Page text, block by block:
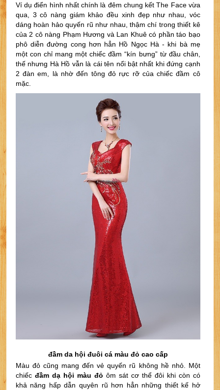
Ví dụ điển hình nhất chính là đêm chung kết The Face vừa
qua, 3 cô nàng giám khảo đều xinh đẹp như nhau, vóc
dáng hoàn hảo quyến rũ như nhau, thậm chí trong thiết kê
của 2 cô nàng Phạm Hương và Lan Khuê có phần táo bạo
phô diễn đường cong hơn hẳn Hồ Ngọc Hà - khi bà mẹ
một con chỉ mang một chiếc đầm “kín bưng” từ đầu chân,
thế nhưng Hà Hồ vẫn là cái tên nổi bật nhất khi đứng cạnh
2 đàn em, là nhờ đến tông đỏ rực rỡ của chiếc đầm cô
mặc.
đầm da hội đuôi cá màu đỏ cao cấp
Màu đỏ cũng mang đến vẻ quyến rũ không hề nhỏ. Một
chiếc đầm dạ hội màu đỏ ôm sát cơ thể đôi khi còn có
khả năng hấp dẫn quyên rũ hơn hẳn những thiết kế hở